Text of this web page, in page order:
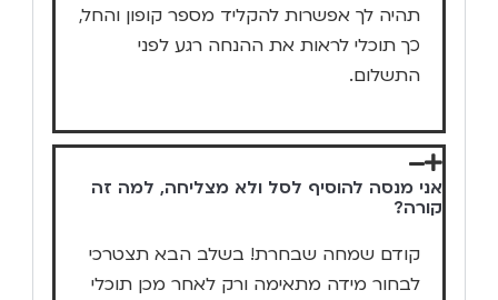
תהיה לך אפשרות להקליד מספר קופון והחל,
כך תוכלי לראות את ההנחה רגע לפני
התשלום.
אני מנסה להוסיף לסל ולא מצליחה, למה זה
קורה?
קודם שמחה שבחרת! בשלב הבא תצטרכי
לבחור מידה מתאימה ורק לאחר מכן תוכלי